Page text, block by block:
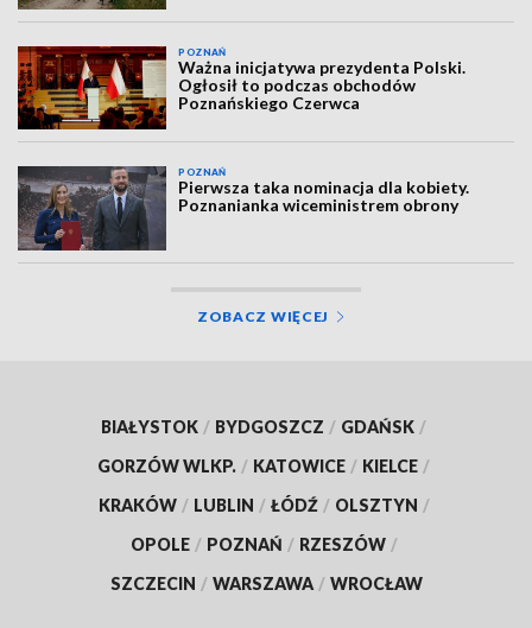
POZNAŃ
Ważna inicjatywa prezydenta Polski.
Ogłosił to podczas obchodów
Poznańskiego Czerwca
POZNAŃ
Pierwsza taka nominacja dla kobiety.
Poznanianka wiceministrem obrony
ZOBACZ WIĘCEJ
BIAŁYSTOK / BYDGOSZCZ / GDAŃSK /
GORZÓW WLKP. / KATOWICE / KIELCE /
KRAKÓW / LUBLIN / ŁÓDŹ / OLSZTYN /
OPOLE / POZNAŃ / RZESZÓW /
SZCZECIN / WARSZAWA / WROCŁAW